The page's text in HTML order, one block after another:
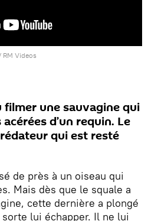
Videos
une sauvagine qui
d’un requin. Le
qui est resté
de près à un oiseau qui
Mais dès que le squale a
cette dernière a plongé
sorte lui échapper. Il ne lui